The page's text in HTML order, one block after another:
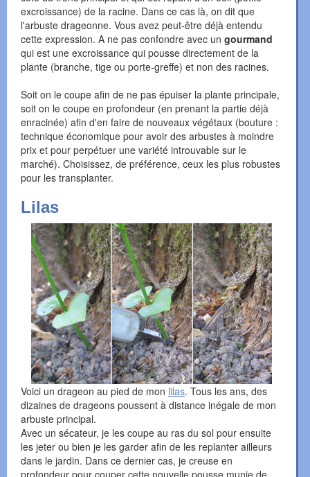
excroissance) de la racine. Dans ce cas là, on dit que
l'arbuste drageonne. Vous avez peut-être déjà entendu
cette expression. A ne pas confondre avec un gourmand
qui est une excroissance qui pousse directement de la
plante (branche, tige ou porte-greffe) et non des racines.
Soit on le coupe afin de ne pas épuiser la plante principale,
soit on le coupe en profondeur (en prenant la partie déjà
enracinée) afin d'en faire de nouveaux végétaux (bouture :
technique économique pour avoir des arbustes à moindre
prix et pour perpétuer une variété introuvable sur le
marché). Choisissez, de préférence, ceux les plus robustes
pour les transplanter.
Lilas
Voici un drageon au pied de mon lilas. Tous les ans, des
dizaines de drageons poussent à distance inégale de mon
arbuste principal.
Avec un sécateur, je les coupe au ras du sol pour ensuite
les jeter ou bien je les garder afin de les replanter ailleurs
dans le jardin. Dans ce dernier cas, je creuse en